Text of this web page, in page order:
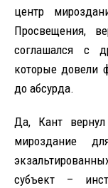
центр
Просвещения,
соглашался с
которые довели
до абсурда.
Да, Кант
мироздание
субъект –